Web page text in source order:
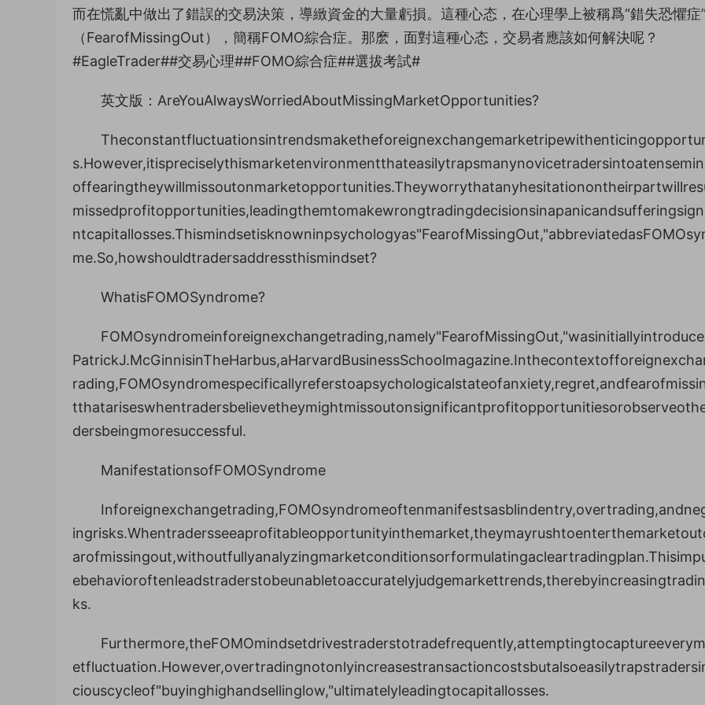
而在慌亂中做出了錯誤的交易決策，導緻資金的大量虧損。這種心态，在心理學上被稱爲“錯失恐懼症
（FearofMissingOut），簡稱FOMO綜合症。那麽，面對這種心态，交易者應該如何解決呢？
#EagleTrader##交易心理##FOMO綜合症##選拔考試#
英文版：AreYouAlwaysWorriedAboutMissingMarketOpportunities?
me.So,howshouldtradersaddressthismindset?
WhatisFOMOSyndrome?
dersbeingmoresuccessful.
ManifestationsofFOMOSyndrome
ks.
ciouscycleof"buyinghighandsellinglow,"ultimatelyleadingtocapitallosses.